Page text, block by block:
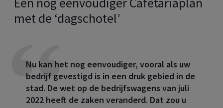
met de ‘dagschotel’
Nu kan het nog eenvoudiger, vooral als uw
bedrijf gevestigd is in een druk gebied in de
stad. De wet op de bedrijfswagens van juli
2022 heeft de zaken veranderd. Dat zou u